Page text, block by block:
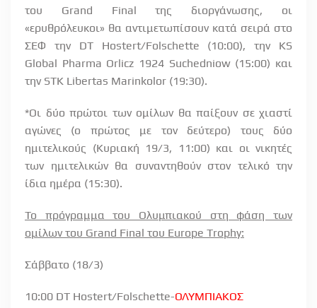
του Grand Final της διοργάνωσης, οι
«ερυθρόλευκοι» θα αντιμετωπίσουν κατά σειρά στο
ΣΕΦ την DT Hostert/Folschette (10:00), την KS
Global Pharma Orlicz 1924 Suchedniow (15:00) και
την STK Libertas Marinkolor (19:30).
*Οι δύο πρώτοι των ομίλων θα παίξουν σε χιαστί
αγώνες (ο πρώτος με τον δεύτερο) τους δύο
ημιτελικούς (Κυριακή 19/3, 11:00) και οι νικητές
των ημιτελικών θα συναντηθούν στον τελικό την
ίδια ημέρα (15:30).
Το πρόγραμμα του Ολυμπιακού στη φάση των
ομίλων του Grand Final του Europe Trophy:
Σάββατο (18/3)
10:00 DT Hostert/Folschette-ΟΛΥΜΠΙΑΚΟΣ